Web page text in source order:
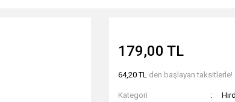
179,00 TL
64,20 TL den başlayan taksitlerle!
Kategori